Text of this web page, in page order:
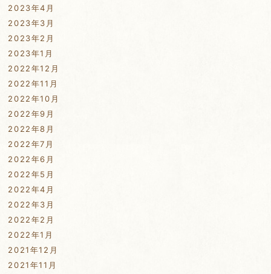
2023年4月
2023年3月
2023年2月
2023年1月
2022年12月
2022年11月
2022年10月
2022年9月
2022年8月
2022年7月
2022年6月
2022年5月
2022年4月
2022年3月
2022年2月
2022年1月
2021年12月
2021年11月